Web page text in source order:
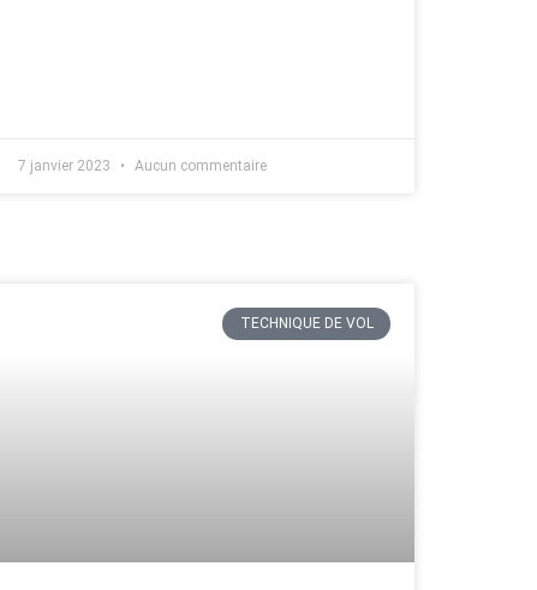
7 janvier 2023 Aucun commentaire
TECHNIQUE DE VOL